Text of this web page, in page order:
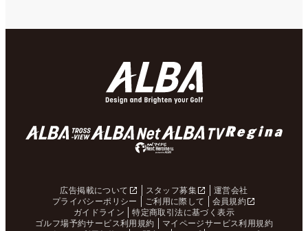
広告掲載について スタッフ募集
運営会社
プライバシーポリシー
ご利用に際して
会員規約
ガイドライン
特定商取引法に基づく表示
ゴルフ場予約サービス利用規約
マイページサービス利用規約